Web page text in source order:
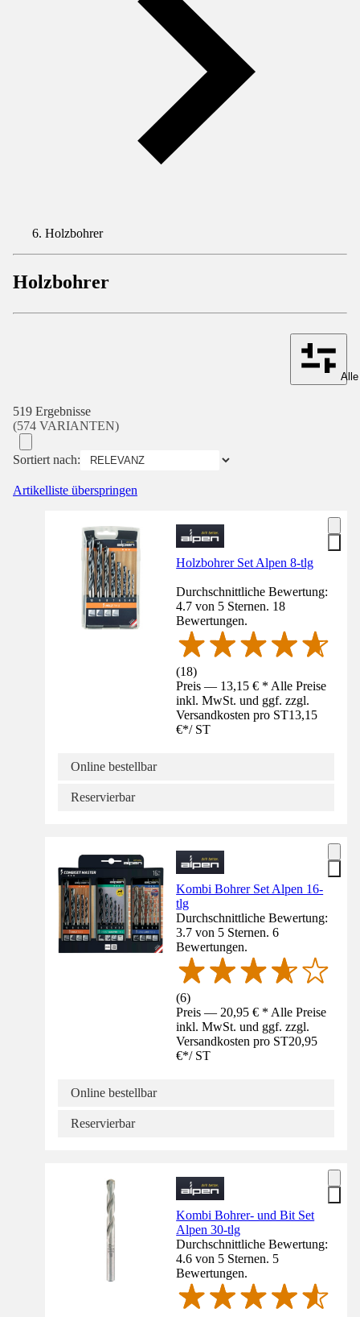
Holzbohrer
Holzbohrer
519 Ergebnisse
(574 VARIANTEN)
Sortiert nach:
Artikelliste überspringen
Holzbohrer Set Alpen 8-tlg
Durchschnittliche Bewertung:
4.7 von 5 Sternen. 18
Bewertungen.
(18)
Preis — 13,15 € * Alle Preise
inkl. MwSt. und ggf. zzgl.
Versandkosten pro ST13,15
€*/ ST
Online bestellbar
Reservierbar
Kombi Bohrer Set Alpen 16-
tlg
Durchschnittliche Bewertung:
3.7 von 5 Sternen. 6
Bewertungen.
(6)
Preis — 20,95 € * Alle Preise
inkl. MwSt. und ggf. zzgl.
Versandkosten pro ST20,95
€*/ ST
Online bestellbar
Reservierbar
Kombi Bohrer- und Bit Set
Alpen 30-tlg
Durchschnittliche Bewertung:
4.6 von 5 Sternen. 5
Bewertungen.